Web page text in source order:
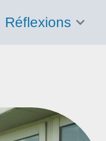
Réflexions